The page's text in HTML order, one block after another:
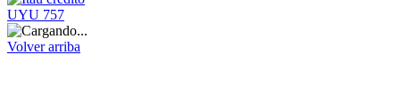
UYU 757
Volver arriba